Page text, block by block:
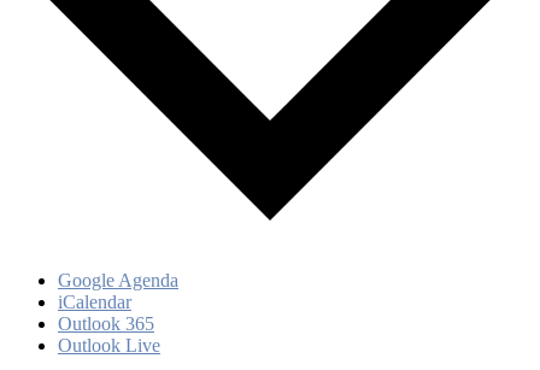
Google Agenda
iCalendar
Outlook 365
Outlook Live